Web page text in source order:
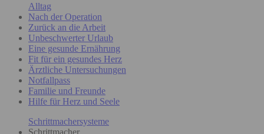
Alltag
Nach der Operation
Zurück an die Arbeit
Unbeschwerter Urlaub
Eine gesunde Ernährung
Fit für ein gesundes Herz
Ärztliche Untersuchungen
Notfallpass
Familie und Freunde
Hilfe für Herz und Seele
Schrittmachersysteme
Schrittmacher